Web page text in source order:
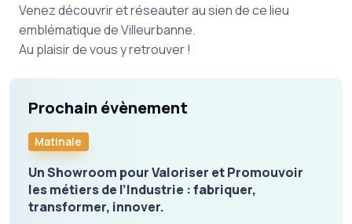
Venez découvrir et réseauter au sien de ce lieu
emblématique de Villeurbanne.
Au plaisir de vous y retrouver !
Prochain évènement
Matinale
Un Showroom pour Valoriser et Promouvoir
les métiers de l’Industrie : fabriquer,
transformer, innover.